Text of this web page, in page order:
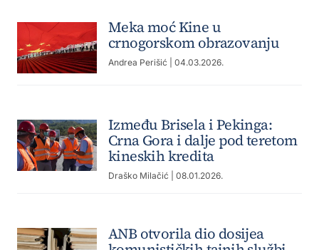
Meka moć Kine u
crnogorskom obrazovanju
Andrea Perišić | 04.03.2026.
Između Brisela i Pekinga:
Crna Gora i dalje pod teretom
kineskih kredita
Draško Milačić | 08.01.2026.
ANB otvorila dio dosijea